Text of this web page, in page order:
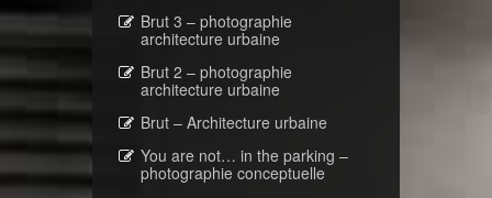
Brut 3 – photographie
architecture urbaine
Brut 2 – photographie
architecture urbaine
Brut – Architecture urbaine
You are not… in the parking –
photographie conceptuelle